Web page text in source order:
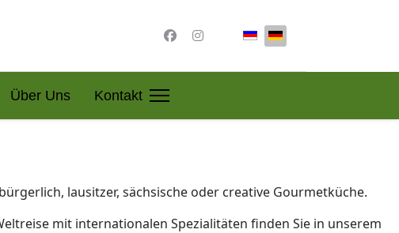
Sprache auswählen
Über Uns Kontakt
lausitzer, sächsische oder creative Gourmetküche.
mit internationalen Spezialitäten finden Sie in unserem